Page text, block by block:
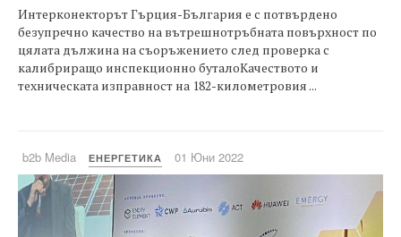
Интерконекторът Гърция-България е с потвърдено
безупречно качество на вътрeшнотръбната повърхност по
цялата дължина на съоръжението след проверка с
калибриращо инспекционно буталоКачеството и
техническата изправност на 182-километровия ...
b2b Media ЕНЕРГЕТИКА 01 Юни 2022